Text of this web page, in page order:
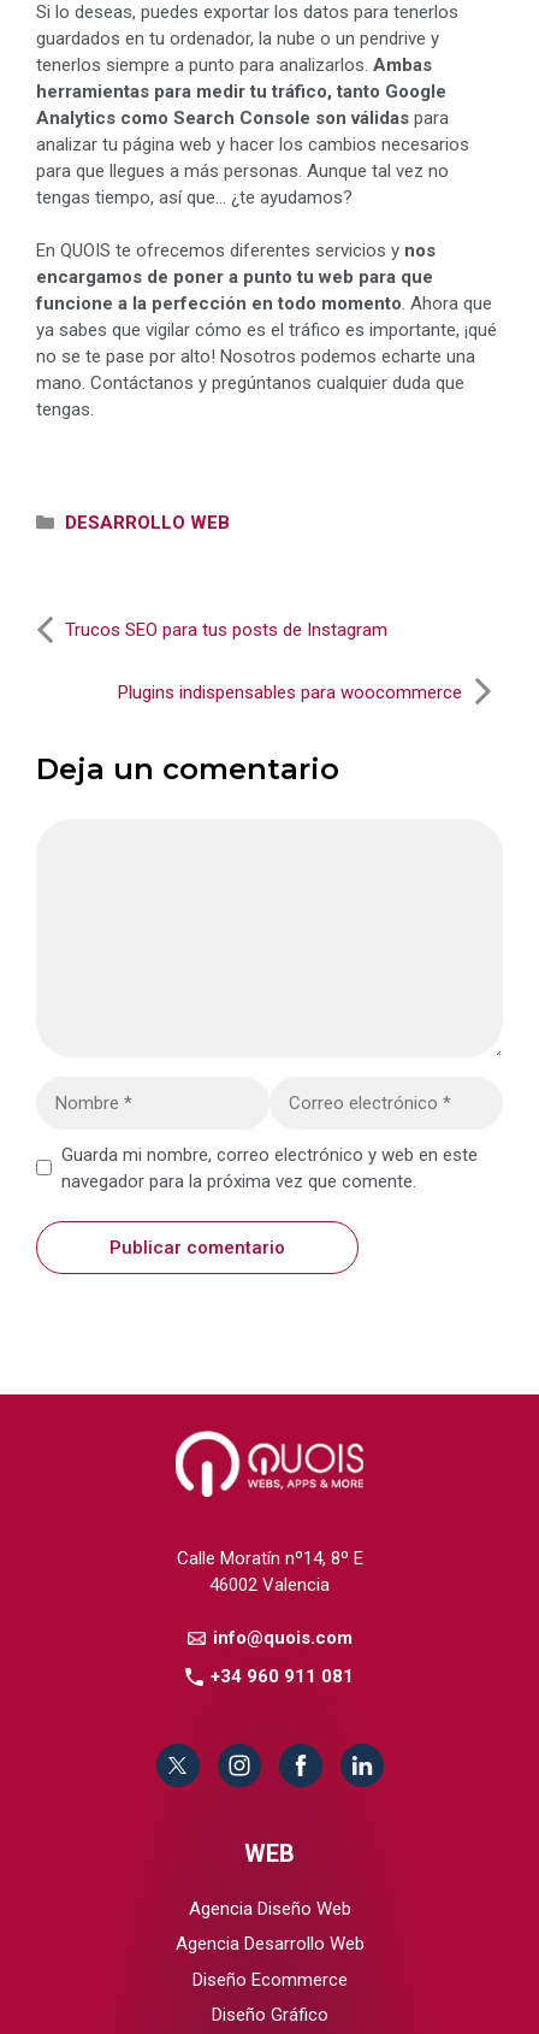
Si lo deseas, puedes exportar los datos para tenerlos
guardados en tu ordenador, la nube o un pendrive y
tenerlos siempre a punto para analizarlos. Ambas
herramientas para medir tu tráfico, tanto Google
Analytics como Search Console son válidas para
analizar tu página web y hacer los cambios necesarios
para que llegues a más personas. Aunque tal vez no
tengas tiempo, así que… ¿te ayudamos?
En QUOIS te ofrecemos diferentes servicios y nos
encargamos de poner a punto tu web para que
funcione a la perfección en todo momento. Ahora que
ya sabes que vigilar cómo es el tráfico es importante, ¡qué
no se te pase por alto! Nosotros podemos echarte una
mano. Contáctanos y pregúntanos cualquier duda que
tengas.
Categorías
DESARROLLO WEB
Trucos SEO para tus posts de Instagram
Plugins indispensables para woocommerce
Deja un comentario
electrónico
WebGuarda mi nombre, correo electrónico y web en este
navegador para la próxima vez que comente.
Calle Moratín nº14, 8º E
46002 Valencia
info@quois.com
+34 960 911 081
WEB
Agencia Diseño Web
Agencia Desarrollo Web
Diseño Ecommerce
Diseño Gráfico